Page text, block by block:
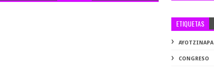
ETIQUETAS
AYOTZINAPA
CONGRESO